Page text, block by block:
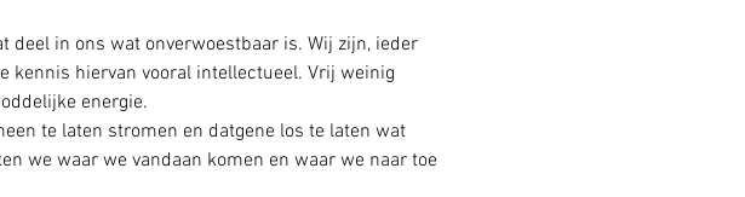
deel in ons wat onverwoestbaar is. Wij zijn, ieder
kennis hiervan vooral intellectueel. Vrij weinig
energie.
te laten stromen en datgene los te laten wat
we waar we vandaan komen en waar we naar toe